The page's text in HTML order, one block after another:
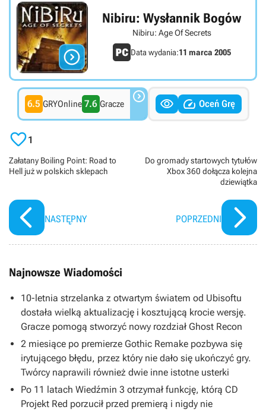

Nibiru: Wysłannik Bogów
Nibiru: Age Of Secrets
Data wydania:11 marca 2005
6.5 GRYOnline 7.6 Gracze    Oceń Grę
1
Załatany Boiling Point: Road to
Hell już w polskich sklepach
NASTĘPNY
Do gromady startowych tytułów
Xbox 360 dołącza kolejna
dziewiątka
POPRZEDNI
Najnowsze Wiadomości
10-letnia strzelanka z otwartym światem od Ubisoftu
dostała wielką aktualizację i kosztującą krocie wersję.
Gracze pomogą stworzyć nowy rozdział Ghost Recon
2 miesiące po premierze Gothic Remake pozbywa się
irytującego błędu, przez który nie dało się ukończyć gry.
Twórcy naprawili również dwie inne istotne usterki
Po 11 latach Wiedźmin 3 otrzymał funkcję, którą CD
Projekt Red porzucił przed premierą i nigdy nie